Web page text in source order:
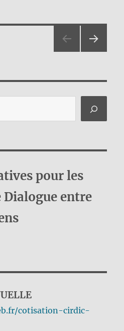
ANT
E
pour les
Dialogue entre
cotisation-cirdic-